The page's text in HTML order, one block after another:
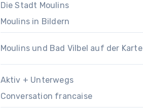
Die Stadt Moulins
Moulins in Bildern
Moulins und Bad Vilbel auf der Karte
Aktiv + Unterwegs
Conversation francaise